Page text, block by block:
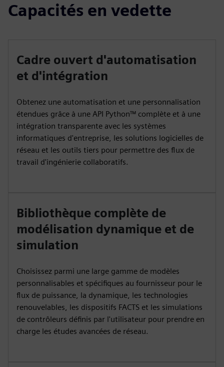
Capacités en vedette
Cadre ouvert d'automatisation
et d'intégration
Obtenez une automatisation et une personnalisation
étendues grâce à une API Python™ complète et à une
intégration transparente avec les systèmes
informatiques d'entreprise, les solutions logicielles de
réseau et les outils tiers pour permettre des flux de
travail d'ingénierie collaboratifs.
Bibliothèque complète de
modélisation dynamique et de
simulation
Choisissez parmi une large gamme de modèles
personnalisables et spécifiques au fournisseur pour le
flux de puissance, la dynamique, les technologies
renouvelables, les dispositifs FACTS et les simulations
de contrôleurs définis par l'utilisateur pour prendre en
charge les études avancées de réseau.